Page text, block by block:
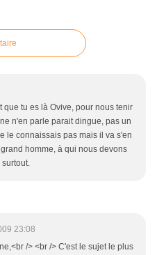
tu es là Ovive, pour nous tenir
n'en parle parait dingue, pas un
le connaissais pas mais il va s'en
homme, à qui nous devons
23:08
/> <br /> C'est le sujet le plus